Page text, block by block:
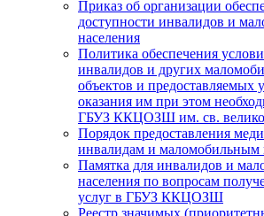
Приказ об организации
доступности инвалидов и
населения
Политика обеспечения
инвалидов и других
объектов и предоставляемых
оказания им при этом
ГБУЗ ККЦОЗШ им. св.
Порядок предоставления
инвалидам и маломобильным
Памятка для инвалидов и
населения по вопросам
услуг в ГБУЗ ККЦОЗШ
Реестр значимых